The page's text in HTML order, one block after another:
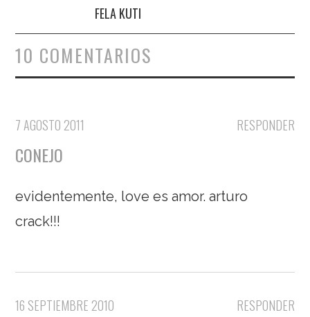
FELA KUTI
10 COMENTARIOS
RESPONDER
7 AGOSTO 2011
CONEJO
evidentemente, love es amor. arturo
crack!!!
RESPONDER
16 SEPTIEMBRE 2010